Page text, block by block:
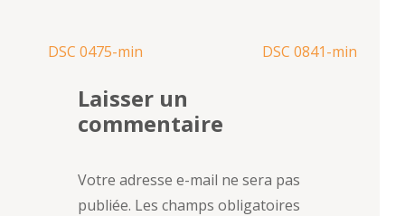
Navigation
l’article
DSC 0475-min DSC 0841-min
Laisser un
commentaire
Votre adresse e-mail ne sera pas
publiée. Les champs obligatoires